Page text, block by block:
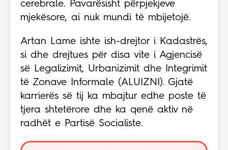
cerebrale. Pavarësisht përpjekjeve
mjekësore, ai nuk mundi të mbijetojë.
Artan Lame ishte ish-drejtor i Kadastrës,
si dhe drejtues për disa vite i Agjencisë
së Legalizimit, Urbanizimit dhe Integrimit
të Zonave Informale (ALUIZNI). Gjatë
karrierës së tij ka mbajtur edhe poste të
tjera shtetërore dhe ka qenë aktiv në
radhët e Partisë Socialiste.